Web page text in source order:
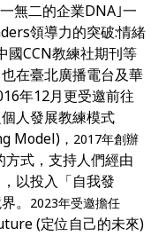
無二的企業DNA｣一
領導力的突破:情緒
國CCN教練社期刊等
在臺北廣播電台及華
年12月更受邀前往
人發展教練模式
Model) ， 2017年創辦
方式，支持人們經由
以投入「自我發
。
2023年受邀擔任
(定位自己的未來)